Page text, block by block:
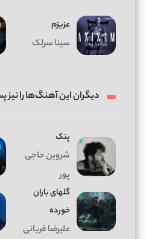
عزیزم
سینا سرلک
دیگران این آهنگ‌ها را نیز
پتک
شروین حاجی
پور
گلهای باران
خورده
علیرضا قربانی